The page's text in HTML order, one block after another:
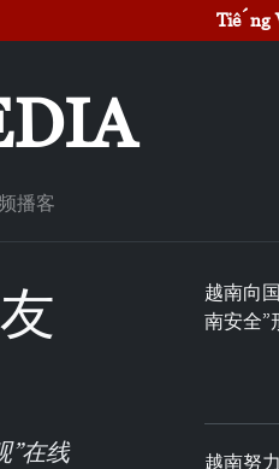
Tiếng
播客
”在线
越南向
南安全”
越南努